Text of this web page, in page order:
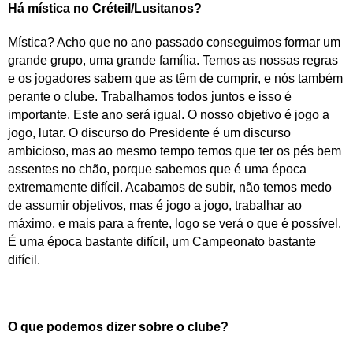
Há mística no Créteil/Lusitanos?
Mística? Acho que no ano passado conseguimos formar um
grande grupo, uma grande família. Temos as nossas regras
e os jogadores sabem que as têm de cumprir, e nós também
perante o clube. Trabalhamos todos juntos e isso é
importante. Este ano será igual. O nosso objetivo é jogo a
jogo, lutar. O discurso do Presidente é um discurso
ambicioso, mas ao mesmo tempo temos que ter os pés bem
assentes no chão, porque sabemos que é uma época
extremamente difícil. Acabamos de subir, não temos medo
de assumir objetivos, mas é jogo a jogo, trabalhar ao
máximo, e mais para a frente, logo se verá o que é possível.
É uma época bastante difícil, um Campeonato bastante
difícil.
O que podemos dizer sobre o clube?